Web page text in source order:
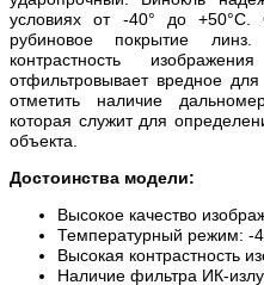
условиях от -40° до +50°С.
рубиновое покрытие
контрастность
отфильтровывает вредное
отметить наличие
которая служит для
объекта.
Достоинства модели:
Высокое качество
Температурный режим: -
Высокая контрастность
Наличие фильтра ИК-